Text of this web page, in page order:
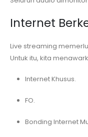
Internet
Live streaming
Untuk itu, kita
Internet Khusus.
FO.
Bonding Internet